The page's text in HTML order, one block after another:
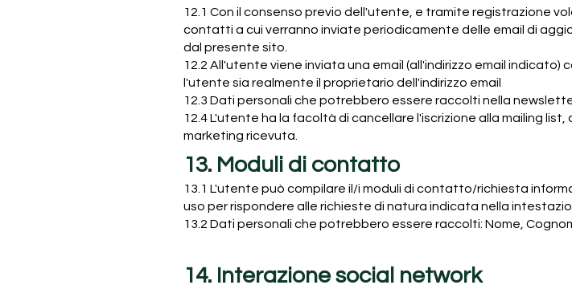
12.1 Con il consenso previo dell'utente, e tramite registrazione
contatti a cui verranno inviate periodicamente delle email di
dal presente sito.
12.2 All'utente viene inviata una email (all'indirizzo email indicato)
l'utente sia realmente il proprietario dell'indirizzo email
12.3 Dati personali che potrebbero essere raccolti nella
12.4 L'utente ha la facoltà di cancellare l'iscrizione alla mailing
marketing ricevuta.
13. Moduli di contatto
13.1 L'utente può compilare il/i moduli di contatto/richiesta
uso per rispondere alle richieste di natura indicata nella
13.2 Dati personali che potrebbero essere raccolti: Nome,
14. Interazione social network